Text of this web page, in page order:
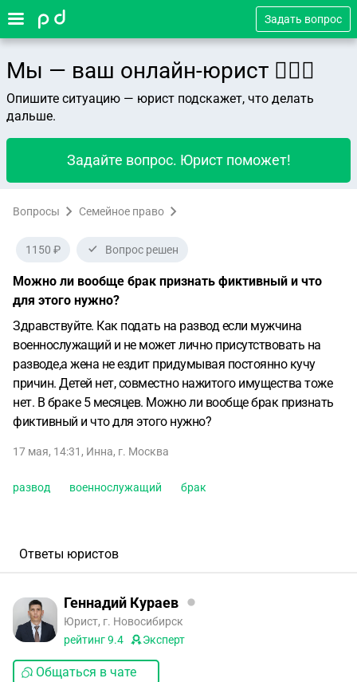
Задать вопрос
Мы — ваш онлайн-юрист 👨🏻‍⚖️
Опишите ситуацию — юрист подскажет, что делать
дальше.
Задайте вопрос. Юрист поможет!
Вопросы Семейное право
1150 ₽ Вопрос решен
Можно ли вообще брак признать фиктивный и что
для этого нужно?
Здравствуйте. Как подать на развод если мужчина
военнослужащий и не может лично присутствовать на
разводе,а жена не ездит придумывая постоянно кучу
причин. Детей нет, совместно нажитого имущества тоже
нет. В браке 5 месяцев. Можно ли вообще брак признать
фиктивный и что для этого нужно?
17 мая, 14:31 , Инна, г. Москва
развод военнослужащий брак
Ответы юристов
Геннадий Кураев
Юрист, г. Новосибирск
рейтинг9.4 Эксперт
Общаться в чате